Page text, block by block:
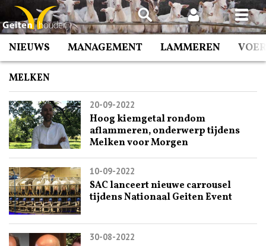
Spring
naar
inhoud
NIEUWS MANAGEMENT LAMMEREN
MELKEN
20-09-2022
Hoog kiemgetal rondom
aflammeren, onderwerp tijdens
Melken voor Morgen
10-09-2022
SAC lanceert nieuwe carrousel
tijdens Nationaal Geiten Event
30-08-2022